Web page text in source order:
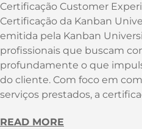
Certificação Customer
Certificação da Kanban
emitida pela Kanban
profissionais que buscam
profundamente o que
do cliente. Com foco em
serviços prestados, a
READ MORE